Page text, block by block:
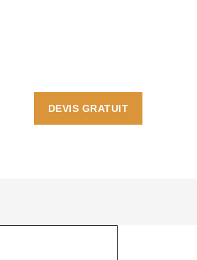
DEVIS GRATUIT